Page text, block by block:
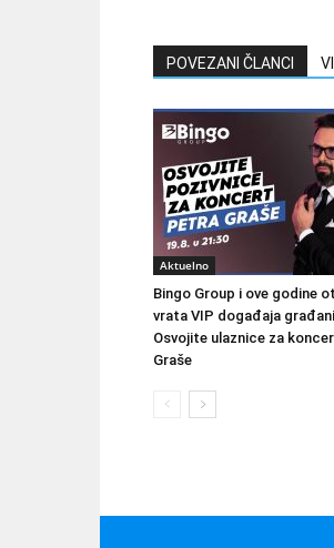
POVEZANI ČLANCI
Aktuelno
Bingo Group i ove godine
vrata VIP događaja
Osvojite ulaznice za
Graše